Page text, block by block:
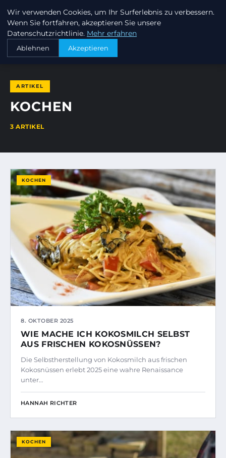
KEEP SURFING
STARTSEITE KOCHEN
ARTIKEL
KOCHEN
3 ARTIKEL
KOCHEN
8. OKTOBER 2025
WIE MACHE ICH KOKOSMILCH SELBST
AUS FRISCHEN KOKOSNÜSSEN?
Die Selbstherstellung von Kokosmilch aus frischen
Kokosnüssen erlebt 2025 eine wahre Renaissance
unter…
HANNAH RICHTER
KOCHEN
Wir verwenden Cookies, um Ihr Surferlebnis zu verbessern.
Wenn Sie fortfahren, akzeptieren Sie unsere
Datenschutzrichtlinie. Mehr erfahren
Ablehnen Akzeptieren